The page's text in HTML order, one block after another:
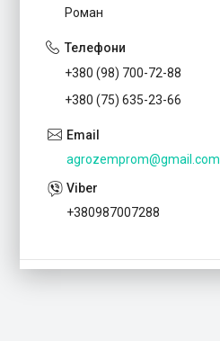
Роман
+380 (98) 700-72-88
+380 (75) 635-23-66
agrozemprom@gmail.com
+380987007288